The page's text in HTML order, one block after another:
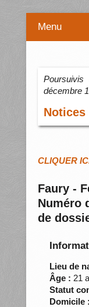
Menu
décembre
CLIQUER
Faury -
Numéro
de
Lieu de
Âge : 21
Statut
Domicile :